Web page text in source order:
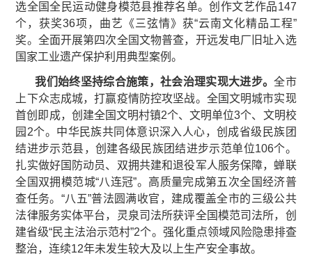
选全国全民运动健身模范县推荐名单。创作文艺作品147
个，获奖36项，曲艺《三弦情》获“云南文化精品工程”
奖。全面开展第四次全国文物普查，开远发电厂旧址入选
国家工业遗产保护利用典型案例。
我们始终坚持综合施策，社会治理实现大进步。全市
上下众志成城，打赢疫情防控攻坚战。全国文明城市实现
首创即成，创建全国文明村镇2个、文明单位3个、文明校
园2个。中华民族共同体意识深入人心，创成省级民族团
结进步示范县，创建各级民族团结进步示范单位106个。
扎实做好国防动员、双拥共建和退役军人服务保障，蝉联
全国双拥模范城“八连冠”。高质量完成第五次全国经济普
查任务。“八五”普法圆满收官，建成覆盖全市的三级公共
法律服务实体平台，灵泉司法所获评全国模范司法所，创
建省级“民主法治示范村”2个。强化重点领域风险隐患排查
整治，连续12年未发生较大及以上生产安全事故。